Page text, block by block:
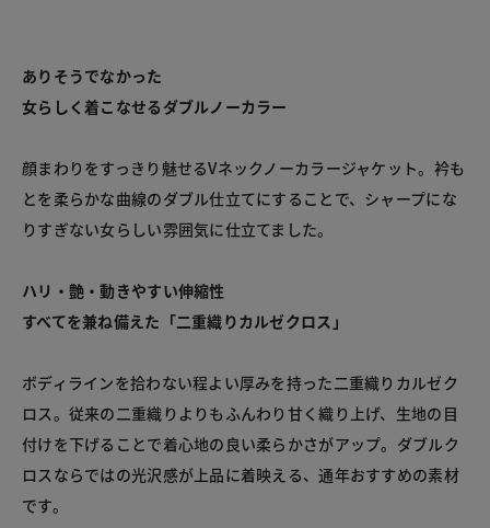
ありそうでなかった
女らしく着こなせるダブルノーカラー
顔まわりをすっきり魅せるVネックノーカラージャケット。衿も
とを柔らかな曲線のダブル仕立てにすることで、シャープにな
りすぎない女らしい雰囲気に仕立てました。
ハリ・艶・動きやすい伸縮性
すべてを兼ね備えた「二重織りカルゼクロス」
ボディラインを拾わない程よい厚みを持った二重織りカルゼク
ロス。従来の二重織りよりもふんわり甘く織り上げ、生地の目
付けを下げることで着心地の良い柔らかさがアップ。ダブルク
ロスならではの光沢感が上品に着映える、通年おすすめの素材
です。